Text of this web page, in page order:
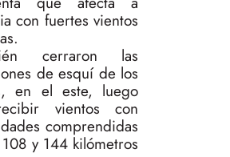
con fuertes vientos
cerraron las
de esquí de los
en el este, luego
vientos con
comprendidas
y 144 kilómetros